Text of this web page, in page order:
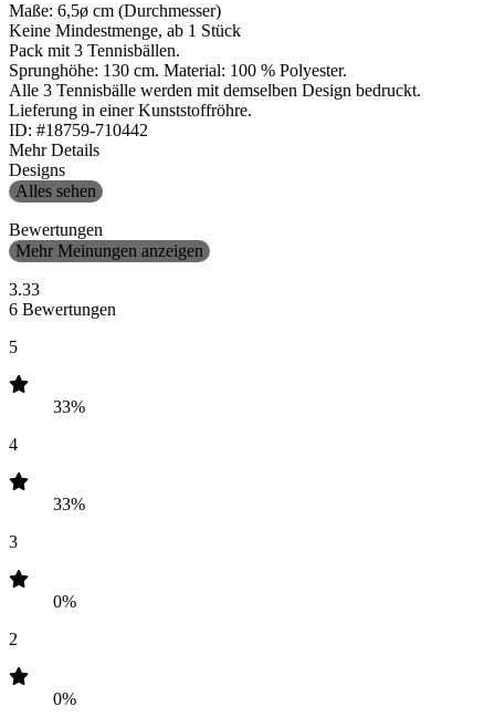
Maße: 6,5ø cm (Durchmesser)
Keine Mindestmenge, ab 1 Stück
Pack mit 3 Tennisbällen.
Sprunghöhe: 130 cm. Material: 100 % Polyester.
Alle 3 Tennisbälle werden mit demselben Design bedruckt.
Lieferung in einer Kunststoffröhre.
ID: #18759-710442
Mehr Details
Designs
Alles sehen
Bewertungen
Mehr Meinungen anzeigen
3.33
6 Bewertungen
5
33%
4
33%
3
0%
2
0%